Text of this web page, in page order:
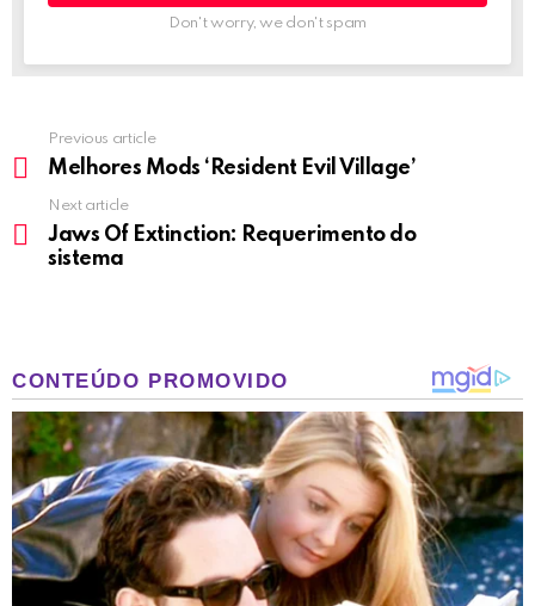
Don't worry, we don't spam
more
Previous article
Melhores Mods ‘Resident Evil Village’
Next article
Jaws Of Extinction: Requerimento do
sistema